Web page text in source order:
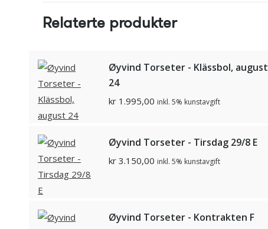
Relaterte produkter
Øyvind Torseter - Klässbol, august
24
kr 1.995,00 inkl. 5% kunstavgift
Øyvind Torseter - Tirsdag 29/8 E
kr 3.150,00 inkl. 5% kunstavgift
Øyvind Torseter - Kontrakten F